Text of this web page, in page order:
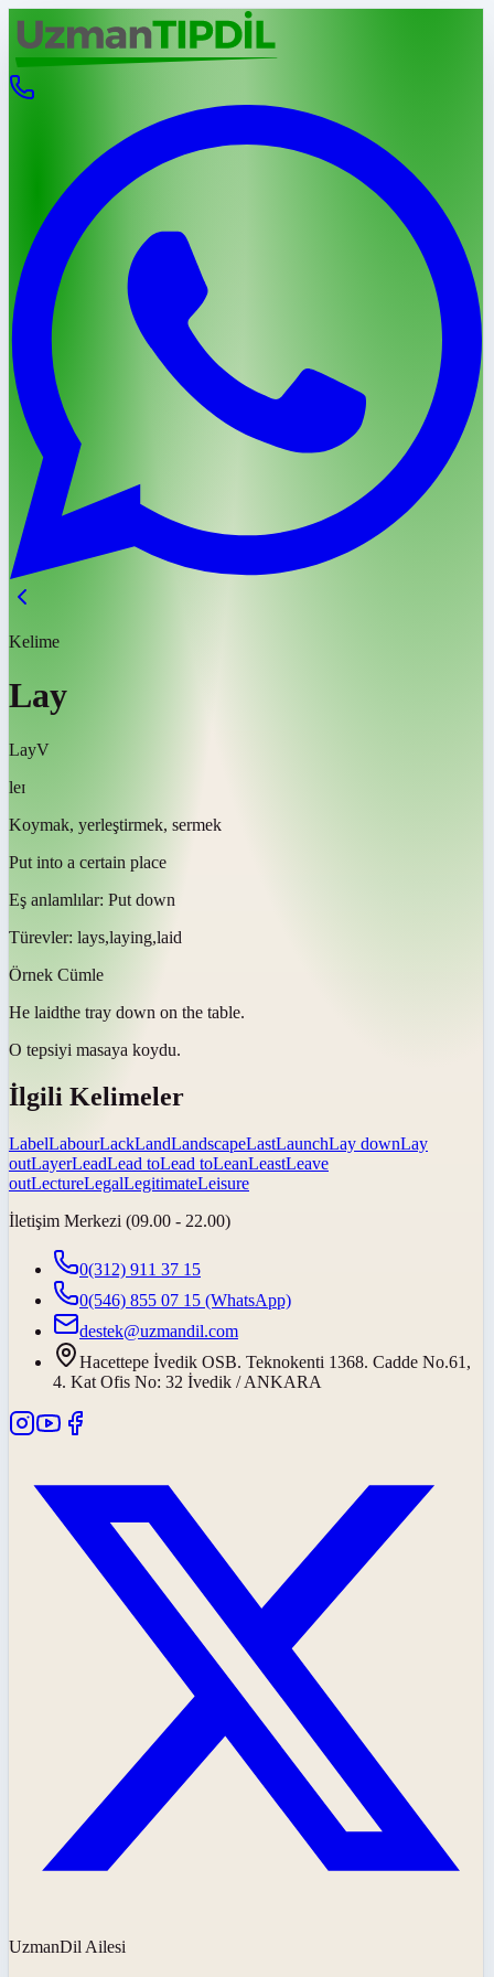
Kelime
Lay
LayV
leɪ
Koymak, yerleştirmek, sermek
Put into a certain place
Eş anlamlılar: Put down
Türevler: lays,laying,laid
Örnek Cümle
He laidthe tray down on the table.
O tepsiyi masaya koydu.
İlgili Kelimeler
LabelLabourLackLandLandscapeLastLaunchLay downLay
outLayerLeadLead toLead toLeanLeastLeave
outLectureLegalLegitimateLeisure
İletişim Merkezi (09.00 - 22.00)
0(312) 911 37 15
0(546) 855 07 15 (WhatsApp)
destek@uzmandil.com
Hacettepe İvedik OSB. Teknokenti 1368. Cadde No.61,
4. Kat Ofis No: 32 İvedik / ANKARA
UzmanDil Ailesi